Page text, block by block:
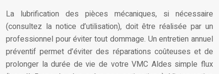
La lubrification des pièces mécaniques, si nécessaire
(consultez la notice d’utilisation), doit être réalisée par un
professionnel pour éviter tout dommage. Un entretien annuel
préventif permet d’éviter des réparations coûteuses et de
prolonger la durée de vie de votre VMC Aldes simple flux